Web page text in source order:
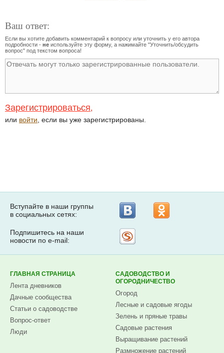
Ваш ответ:
Если вы хотите добавить комментарий к вопросу или уточнить у его автора
подробности - не используйте эту форму, а нажимайте "Уточнить/обсудить
вопрос" под текстом вопроса!
Зарегистрироваться,
или войти , если вы уже зарегистрированы.
Вступайте в наши группы
в социальных сетях:
Подпишитесь на наши
новости по e-mail:
ГЛАВНАЯ СТРАНИЦА
Лента дневников
Дачные сообщества
Статьи о садоводстве
Вопрос-ответ
Люди
САДОВОДСТВО И
ОГОРОДНИЧЕСТВО
Огород
Лесные и садовые ягоды
Зелень и пряные травы
Садовые растения
Выращивание растений
Размножение растений